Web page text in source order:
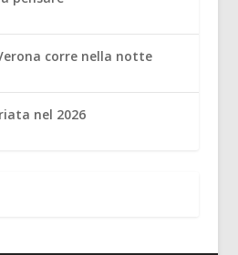
corre nella notte
nel 2026